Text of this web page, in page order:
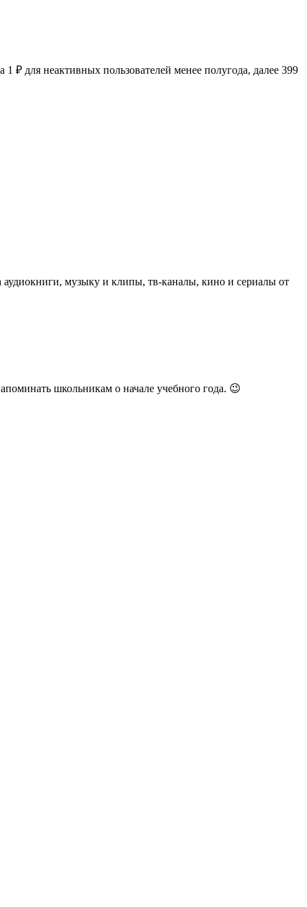
₽ для неактивных пользователей менее полугода, далее 399
музыку и клипы, тв-каналы, кино и сериалы от
школьникам о начале учебного года. 😉